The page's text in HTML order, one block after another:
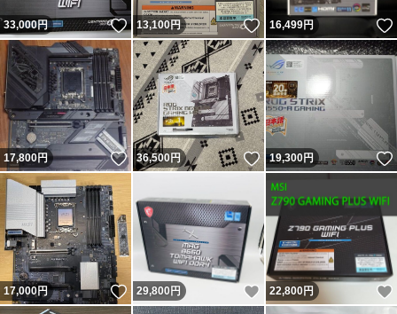
33,000円 いいね！
13,100円 いいね！
16,499円
17,800円 いいね！
36,500円 いいね！
19,300円
17,000円 いいね！
29,800 円 いいね！
22,800円